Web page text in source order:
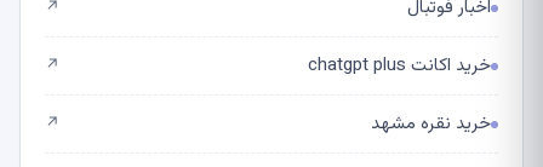
اخبار فوتبال ↗
خرید اکانت chatgpt plus ↗
خرید نقره مشهد ↗